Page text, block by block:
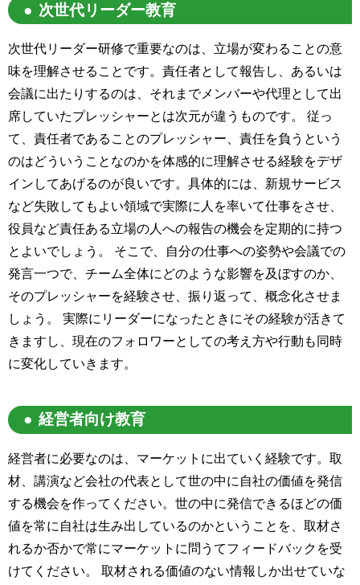
次世代リーダー教育
次世代リーダー研修で重要なのは、立場が変わることの意
味を理解させることです。責任者として報告し、あるいは
会議に出たりするのは、それまでメンバーや代理として出
席していたプレッシャーとは次元が違うものです。 従っ
て、責任者であることのプレッシャー、責任を負うという
のはどういうことなのかを体感的に理解させる経験をデザ
インしてあげるのが良いです。具体的には、新規サービス
など失敗してもよい領域で実際に人を率いて仕事をさせ、
役員など責任ある立場の人への報告の機会を定期的に持つ
とよいでしょう。 そこで、自分の仕事への姿勢や会議での
発言一つで、チーム全体にどのような影響を及ぼすのか、
そのプレッシャーを経験させ、振り返って、概念化させま
しょう。 実際にリーダーになったときにその経験が活きて
きますし、現在のフォロワーとしての考え方や行動も同時
に変化していきます。
経営者向け教育
経営者に必要なのは、マーケットに出ていく経験です。取
材、講演など会社の代表として世の中に自社の価値を発信
する機会を作ってください。世の中に発信できるほどの価
値を常に自社は生み出しているのかということを、取材さ
れるか否かで常にマーケットに問うてフィードバックを受
けてください。 取材される価値のない情報しか出せていな